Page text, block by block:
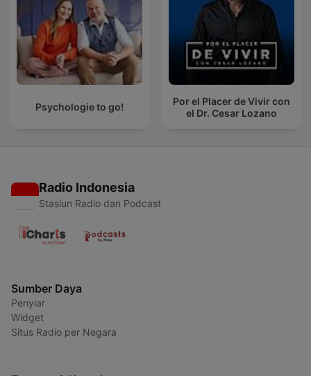
Psychologie to go!
Por el Placer de Vivir con
el Dr. Cesar Lozano
Radio Indonesia
Stasiun Radio dan Podcast
Sumber Daya
Penyiar
Widget
Situs Radio per Negara